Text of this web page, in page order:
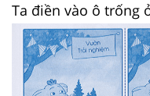
Ta điền vào ô trống